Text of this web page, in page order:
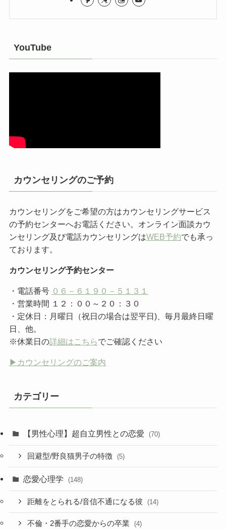
YouTube
カウンセリングのご予約
カウンセリングをご希望の方はカウンセリングサービス
の予約センターへお電話ください。オンライン面談カウ
ンセリング及び電話カウンセリングはWEB予約でも承っ
ております。
カウンセリング予約センター
・電話番号 ０６－６１９０－５１３１
・営業時間 １２：００～２０：３０
・定休日：月曜日（祝日の場合は翌平日)、毎月最終日曜
日、他。
※休業日の詳細はこちらでご確認ください
▶︎カウンセリングのご案内
カテゴリー
【男性心理】超自立男性との恋愛 (70)
回避型/野良猫男子の特徴 (5)
恋愛心理学 (148)
距離をとられる/音信不通になる彼 (14)
不倫・2番手の恋愛からの卒業 (4)